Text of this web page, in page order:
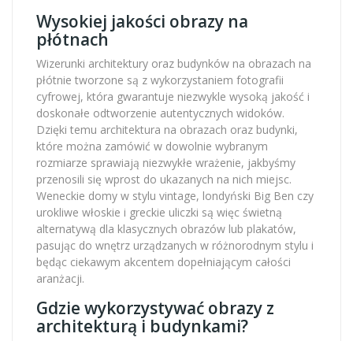
Wysokiej jakości obrazy na
płótnach
Wizerunki architektury oraz budynków na obrazach na
płótnie tworzone są z wykorzystaniem fotografii
cyfrowej, która gwarantuje niezwykle wysoką jakość i
doskonałe odtworzenie autentycznych widoków.
Dzięki temu architektura na obrazach oraz budynki,
które można zamówić w dowolnie wybranym
rozmiarze sprawiają niezwykłe wrażenie, jakbyśmy
przenosili się wprost do ukazanych na nich miejsc.
Weneckie domy w stylu vintage, londyński Big Ben czy
urokliwe włoskie i greckie uliczki są więc świetną
alternatywą dla klasycznych obrazów lub plakatów,
pasując do wnętrz urządzanych w różnorodnym stylu i
będąc ciekawym akcentem dopełniającym całości
aranżacji.
Gdzie wykorzystywać obrazy z
architekturą i budynkami?